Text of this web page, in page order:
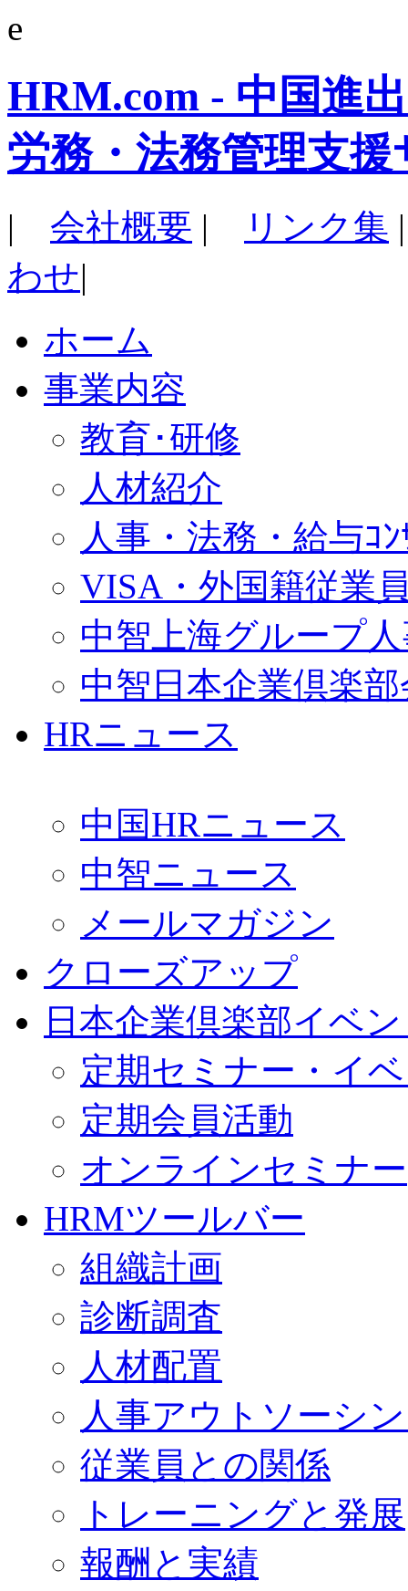
e
HRM.com - 中国進
労務・法務管理支援
| 会社概要 | リンク集
わせ|
ホーム
事業内容
教育･研修
人材紹介
人事・法務・給与ｺﾝ
VISA・外国籍従業
中智上海グループ
中智日本企業倶楽
HRニュース
中国HRニュース
中智ニュース
メールマガジン
クローズアップ
日本企業倶楽部イベ
定期セミナー・イ
定期会員活動
オンラインセミナー
HRMツールバー
組織計画
診断調査
人材配置
人事アウトソーシ
従業員との関係
トレーニングと発展
報酬と実績